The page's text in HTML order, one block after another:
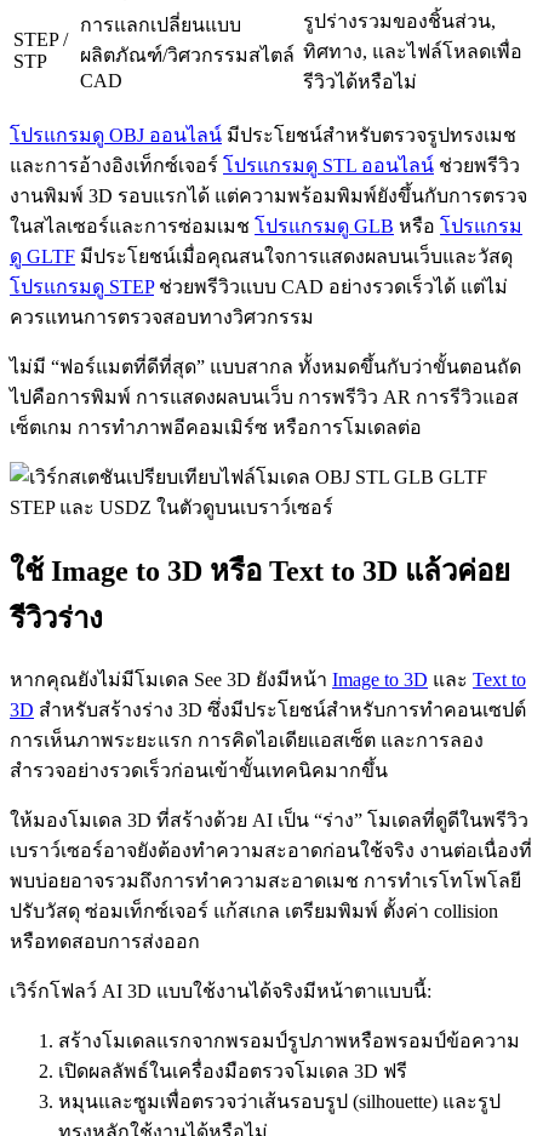
STEP /
STP
การแลกเปลี่ยนแบบ
ผลิตภัณฑ์/วิศวกรรมสไตล์
CAD
รูปร่างรวมของชิ้นส่วน,
ทิศทาง, และไฟล์โหลดเพื่อ
รีวิวได้หรือไม่
โปรแกรมดู OBJ ออนไลน์ มีประโยชน์สำหรับตรวจรูปทรงเมช
และการอ้างอิงเท็กซ์เจอร์ โปรแกรมดู STL ออนไลน์ ช่วยพรีวิว
งานพิมพ์ 3D รอบแรกได้ แต่ความพร้อมพิมพ์ยังขึ้นกับการตรวจ
ในสไลเซอร์และการซ่อมเมช โปรแกรมดู GLB หรือ โปรแกรม
ดู GLTF มีประโยชน์เมื่อคุณสนใจการแสดงผลบนเว็บและวัสดุ
โปรแกรมดู STEPช่วยพรีวิวแบบ CAD อย่างรวดเร็วได้ แต่ไม่
ควรแทนการตรวจสอบทางวิศวกรรม
ไม่มี “ฟอร์แมตที่ดีที่สุด” แบบสากล ทั้งหมดขึ้นกับว่าขั้นตอนถัด
ไปคือการพิมพ์ การแสดงผลบนเว็บ การพรีวิว AR การรีวิวแอส
เซ็ตเกม การทำภาพอีคอมเมิร์ซ หรือการโมเดลต่อ
ใช้ Image to 3D หรือ Text to 3D แล้วค่อย
รีวิวร่าง
หากคุณยังไม่มีโมเดล See 3D ยังมีหน้า Image to 3D และ Text to
3D สำหรับสร้างร่าง 3D ซึ่งมีประโยชน์สำหรับการทำคอนเซปต์
การเห็นภาพระยะแรก การคิดไอเดียแอสเซ็ต และการลอง
สำรวจอย่างรวดเร็วก่อนเข้าขั้นเทคนิคมากขึ้น
ให้มองโมเดล 3D ที่สร้างด้วย AI เป็น “ร่าง” โมเดลที่ดูดีในพรีวิว
เบราว์เซอร์อาจยังต้องทำความสะอาดก่อนใช้จริง งานต่อเนื่องที่
พบบ่อยอาจรวมถึงการทำความสะอาดเมช การทำเรโทโพโลยี
ปรับวัสดุ ซ่อมเท็กซ์เจอร์ แก้สเกล เตรียมพิมพ์ ตั้งค่า collision
หรือทดสอบการส่งออก
เวิร์กโฟลว์ AI 3D แบบใช้งานได้จริงมีหน้าตาแบบนี้:
สร้างโมเดลแรกจากพรอมป์รูปภาพหรือพรอมป์ข้อความ
เปิดผลลัพธ์ในเครื่องมือตรวจโมเดล 3D ฟรี
หมุนและซูมเพื่อตรวจว่าเส้นรอบรูป (silhouette) และรูป